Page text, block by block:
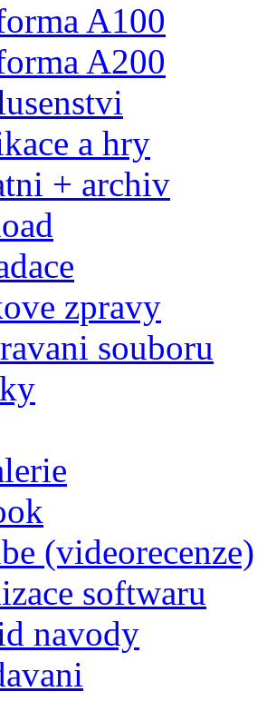
A100
A200
a hry
+ archiv
zpravy
souboru
(videorecenze)
softwaru
navody